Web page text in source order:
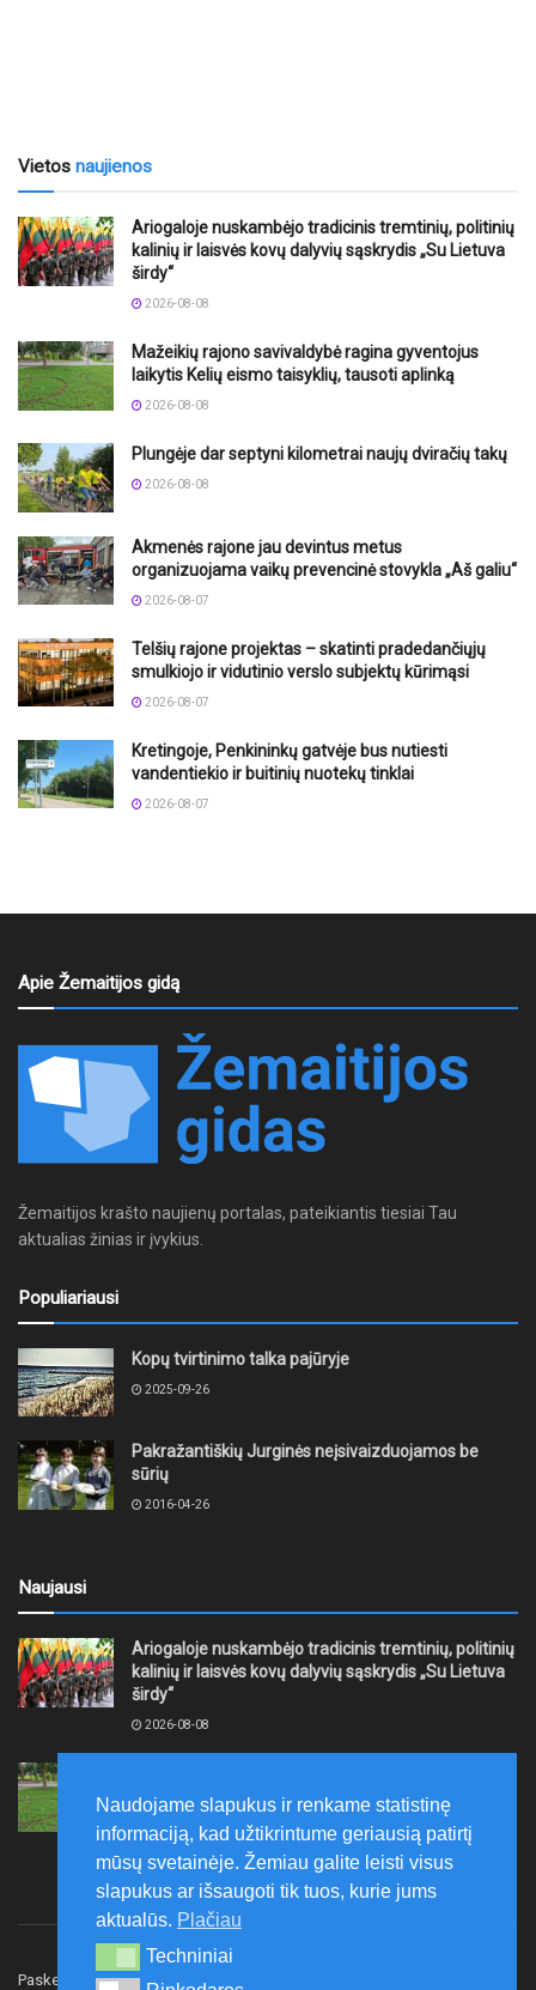
Vietos naujienos
Ariogaloje nuskambėjo tradicinis tremtinių, politinių
kalinių ir laisvės kovų dalyvių sąskrydis „Su Lietuva
širdy“
2026-08-08
Mažeikių rajono savivaldybė ragina gyventojus
laikytis Kelių eismo taisyklių, tausoti aplinką
2026-08-08
Plungėje dar septyni kilometrai naujų dviračių takų
2026-08-08
Akmenės rajone jau devintus metus
organizuojama vaikų prevencinė stovykla „Aš galiu“
2026-08-07
Telšių rajone projektas – skatinti pradedančiųjų
smulkiojo ir vidutinio verslo subjektų kūrimąsi
2026-08-07
Kretingoje, Penkininkų gatvėje bus nutiesti
vandentiekio ir buitinių nuotekų tinklai
2026-08-07
Apie Žemaitijos gidą
Žemaitijos krašto naujienų portalas, pateikiantis tiesiai Tau
aktualias žinias ir įvykius.
Populiariausi
Kopų tvirtinimo talka pajūryje
2025-09-26
Pakražantiškių Jurginės neįsivaizduojamos be
sūrių
2016-04-26
Naujausi
Ariogaloje nuskambėjo tradicinis tremtinių, politinių
kalinių ir laisvės kovų dalyvių sąskrydis „Su Lietuva
širdy“
2026-08-08
laikytis Kelių eismo taisyklių, tausoti aplinką
2026-08-08
Paskelbk naujieną Rašyti redakcijai
Naudojame slapukus ir renkame statistinę
informaciją, kad užtikrintume geriausią patirtį
mūsų svetainėje. Žemiau galite leisti visus
slapukus ar išsaugoti tik tuos, kurie jums
aktualūs. Plačiau
Techniniai
Techniniai